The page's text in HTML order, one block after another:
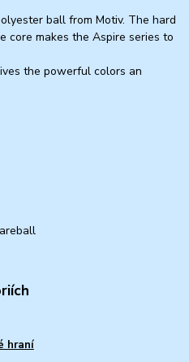
ball from Motiv. The hard
core makes the Aspire series to
the powerful colors an
hraní